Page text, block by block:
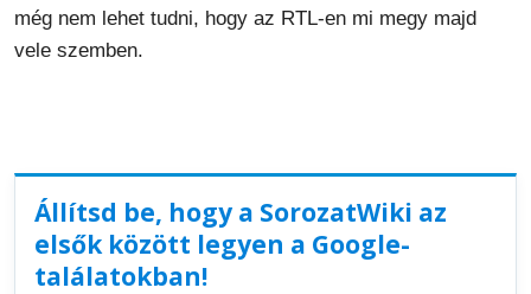
még nem lehet tudni, hogy az RTL-en mi megy majd
vele szemben.
Állítsd be, hogy a SorozatWiki az
elsők között legyen a Google-
találatokban!